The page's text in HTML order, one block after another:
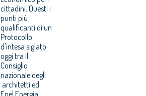
cittadini. Questi i
punti più
qualificanti di un
Protocollo
d'intesa siglato
oggi tra il
Consiglio
nazionale degli
architetti ed
Enel Energia.